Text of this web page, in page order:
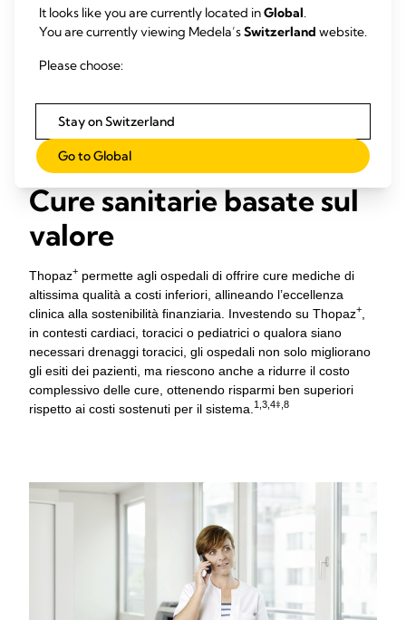
Indipendentemente dal fatto che venga acquistato,
noleggiato o pagato per singolo utilizzo, Thopaz
da solo (offrendo anche un ritorno economico) grazie a una
dei tassi di complicanze e la semplificazione della fornitura di
cure.
Cure sanitarie basate sul
valore
Thopaz+ permette agli ospedali di offrire cure mediche di
altissima qualità a costi inferiori, allineando l’eccellenza
clinica alla sostenibilità finanziaria. Investendo su Thopaz+
in contesti cardiaci, toracici o pediatrici o qualora siano
necessari drenaggi toracici, gli ospedali non solo migliorano
gli esiti dei pazienti, ma riescono anche a ridurre il costo
complessivo delle cure, ottenendo risparmi ben superiori
rispetto ai costi sostenuti per il sistema. 1,3,4‡ ,8
It looks like you are currently located inGlobal.
You are currently viewing Medela’sSwitzerland website.
Please choose:
Stay on Switzerland
Go to Global